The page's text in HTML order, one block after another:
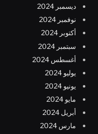
ديسمبر 2024
نوفمبر 2024
أكتوبر 2024
سبتمبر 2024
أغسطس 2024
يوليو 2024
يونيو 2024
مايو 2024
أبريل 2024
مارس 2024